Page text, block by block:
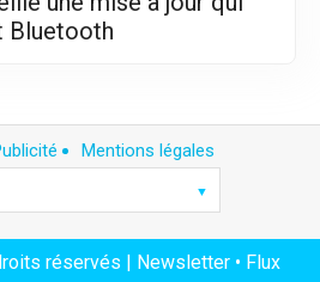
Bluetooth
Mentions légales
réservés | Newsletter • Flux